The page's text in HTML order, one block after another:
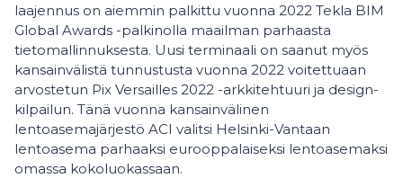
laajennus on aiemmin palkittu vuonna 2022 Tekla BIM
Global Awards -palkinolla maailman parhaasta
tietomallinnuksesta. Uusi terminaali on saanut myös
kansainvälistä tunnustusta vuonna 2022 voitettuaan
arvostetun Pix Versailles 2022 -arkkitehtuuri ja design-
kilpailun. Tänä vuonna kansainvälinen
lentoasemajärjestö ACI valitsi Helsinki-Vantaan
lentoasema parhaaksi eurooppalaiseksi lentoasemaksi
omassa kokoluokassaan.